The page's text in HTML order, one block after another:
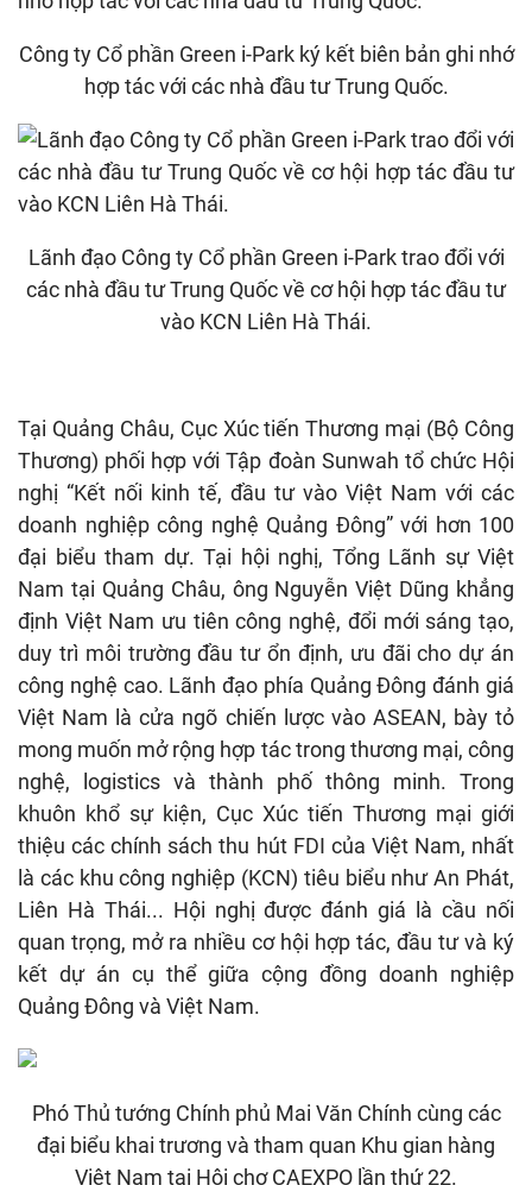
Công ty Cổ phần Green i-Park ký kết biên bản ghi nhớ
hợp tác với các nhà đầu tư Trung Quốc.
Lãnh đạo Công ty Cổ phần Green i-Park trao đổi với
các nhà đầu tư Trung Quốc về cơ hội hợp tác đầu tư
vào KCN Liên Hà Thái.
Tại Quảng Châu, Cục Xúc tiến Thương mại (Bộ Công
Thương) phối hợp với Tập đoàn Sunwah tổ chức Hội
nghị “Kết nối kinh tế, đầu tư vào Việt Nam với các
doanh nghiệp công nghệ Quảng Đông” với hơn 100
đại biểu tham dự. Tại hội nghị, Tổng Lãnh sự Việt
Nam tại Quảng Châu, ông Nguyễn Việt Dũng khẳng
định Việt Nam ưu tiên công nghệ, đổi mới sáng tạo,
duy trì môi trường đầu tư ổn định, ưu đãi cho dự án
công nghệ cao. Lãnh đạo phía Quảng Đông đánh giá
Việt Nam là cửa ngõ chiến lược vào ASEAN, bày tỏ
mong muốn mở rộng hợp tác trong thương mại, công
nghệ, logistics và thành phố thông minh. Trong
khuôn khổ sự kiện, Cục Xúc tiến Thương mại giới
thiệu các chính sách thu hút FDI của Việt Nam, nhất
là các khu công nghiệp (KCN) tiêu biểu như An Phát,
Liên Hà Thái... Hội nghị được đánh giá là cầu nối
quan trọng, mở ra nhiều cơ hội hợp tác, đầu tư và ký
kết dự án cụ thể giữa cộng đồng doanh nghiệp
Quảng Đông và Việt Nam.
Phó Thủ tướng Chính phủ Mai Văn Chính cùng các
đại biểu khai trương và tham quan Khu gian hàng
Việt Nam tại Hội chợ CAEXPO lần thứ 22.